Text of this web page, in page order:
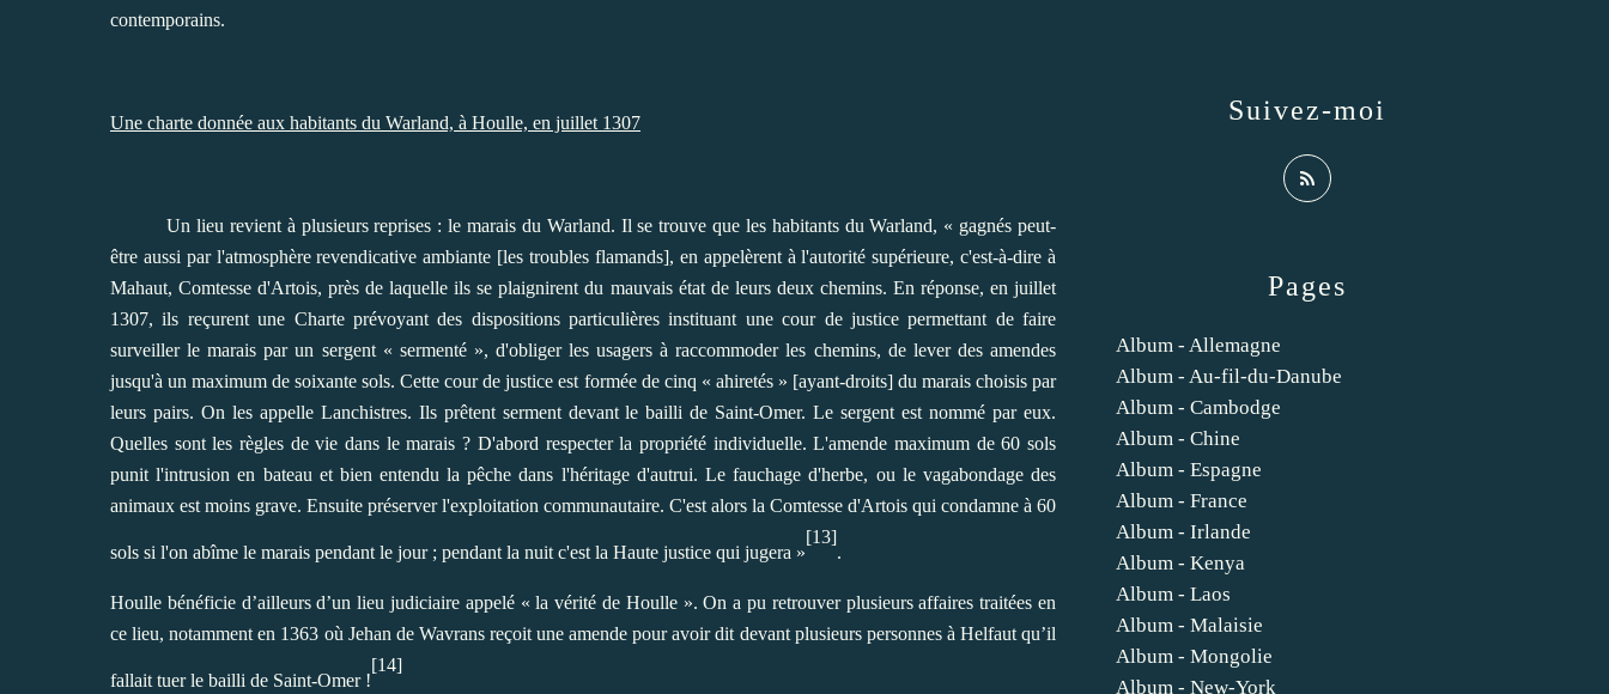
contemporains.
Une charte donnée aux habitants du Warland, à Houlle, en juillet 1307
Un lieu revient à plusieurs reprises : le marais du Warland. Il se trouve que les habitants du Warland, « gagnés peut-
être aussi par l'atmosphère revendicative ambiante [les troubles flamands], en appelèrent à l'autorité supérieure, c'est-à-dire à
Mahaut, Comtesse d'Artois, près de laquelle ils se plaignirent du mauvais état de leurs deux chemins. En réponse, en juillet
1307, ils reçurent une Charte prévoyant des dispositions particulières instituant une cour de justice permettant de faire
surveiller le marais par un sergent « sermenté », d'obliger les usagers à raccommoder les chemins, de lever des amendes
jusqu'à un maximum de soixante sols. Cette cour de justice est formée de cinq « ahiretés » [ayant-droits] du marais choisis par
leurs pairs. On les appelle Lanchistres. Ils prêtent serment devant le bailli de Saint-Omer. Le sergent est nommé par eux.
Quelles sont les règles de vie dans le marais ? D'abord respecter la propriété individuelle. L'amende maximum de 60 sols
punit l'intrusion en bateau et bien entendu la pêche dans l'héritage d'autrui. Le fauchage d'herbe, ou le vagabondage des
animaux est moins grave. Ensuite préserver l'exploitation communautaire. C'est alors la Comtesse d'Artois qui condamne à 60
sols si l'on abîme le marais pendant le jour ; pendant la nuit c'est la Haute justice qui jugera »
[13]
Houlle bénéficie d’ailleurs d’un lieu judiciaire appelé « la vérité de Houlle ». On a pu retrouver plusieurs affaires traitées en
ce lieu, notamment en 1363 où Jehan de Wavrans reçoit une amende pour avoir dit devant plusieurs personnes à Helfaut qu’il
fallait tuer le bailli de Saint-Omer !
[14]
Pages
Album - Allemagne
Album - Au-fil-du-Danube
Album - Cambodge
Album - Chine
Album - Espagne
Album - France
Album - Irlande
Album - Kenya
Album - Laos
Album - Malaisie
Album - Mongolie
Album - New-York
Suivez-moi